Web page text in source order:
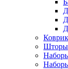
Шторы